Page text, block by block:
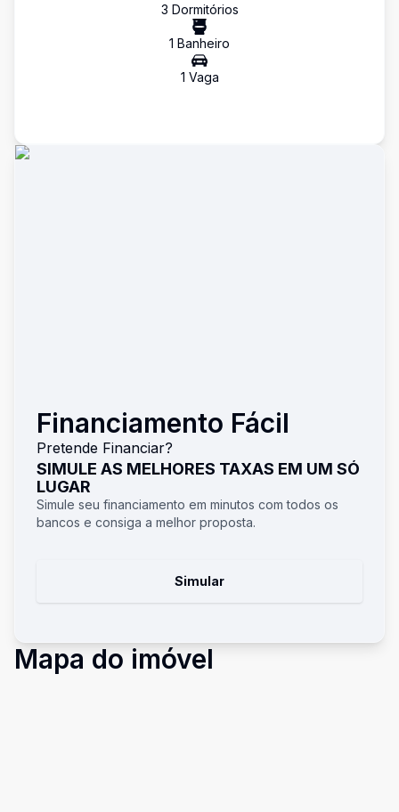
3 Dormitórios
1 Banheiro
1 Vaga
Financiamento Fácil
Pretende Financiar?
SIMULE AS MELHORES TAXAS EM UM SÓ
LUGAR
Simule seu financiamento em minutos com todos os
bancos e consiga a melhor proposta.
Simular
Mapa do imóvel